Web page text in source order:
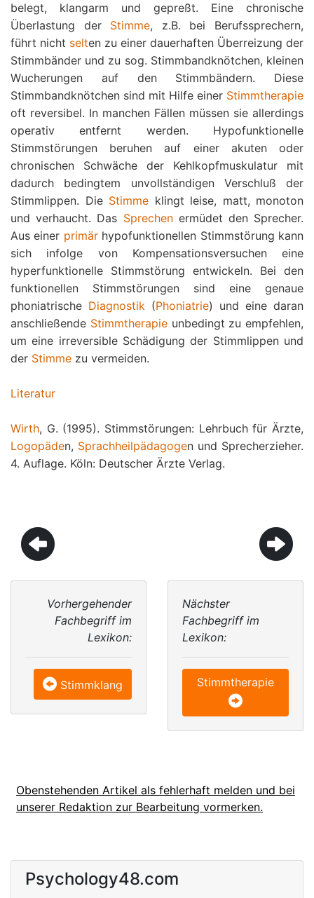
belegt, klangarm und gepreßt. Eine chronische
Überlastung der Stimme, z.B. bei Berufssprechern,
führt nicht selten zu einer dauerhaften Überreizung der
Stimmbänder und zu sog. Stimmbandknötchen, kleinen
Wucherungen auf den Stimmbändern. Diese
Stimmbandknötchen sind mit Hilfe einer Stimmtherapie
oft reversibel. In manchen Fällen müssen sie allerdings
operativ entfernt werden. Hypofunktionelle
Stimmstörungen beruhen auf einer akuten oder
chronischen Schwäche der Kehlkopfmuskulatur mit
dadurch bedingtem unvollständigen Verschluß der
Stimmlippen. Die Stimme klingt leise, matt, monoton
und verhaucht. Das Sprechenermüdet den Sprecher.
Aus einer primärhypofunktionellen Stimmstörung kann
sich infolge von Kompensationsversuchen eine
hyperfunktionelle Stimmstörung entwickeln. Bei den
funktionellen Stimmstörungen sind eine genaue
phoniatrische Diagnostik (Phoniatrie) und eine daran
anschließende Stimmtherapieunbedingt zu empfehlen,
um eine irreversible Schädigung der Stimmlippen und
der Stimme zu vermeiden.
Literatur
Wirth, G. (1995). Stimmstörungen: Lehrbuch für Ärzte,
Logopäden, Sprachheilpädagogen und Sprecherzieher.
4. Auflage. Köln: Deutscher Ärzte Verlag.
Vorhergehender
Fachbegriff im
Lexikon:
Stimmklang
Nächster
Fachbegriff im
Lexikon:
Stimmtherapie
Obenstehenden Artikel als fehlerhaft melden und bei
unserer Redaktion zur Bearbeitung vormerken.
Psychology48.com